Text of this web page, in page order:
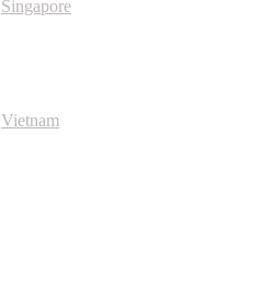
Singapore
Vietnam